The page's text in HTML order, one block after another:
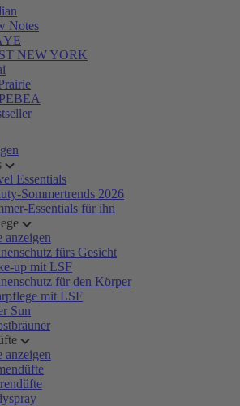
Notes
NEW YORK
Essentials
Sommertrends 2026
Essentials für ihn
anzeigen
fürs Gesicht
up mit LSF
für den Körper
mit LSF
Sun
anzeigen